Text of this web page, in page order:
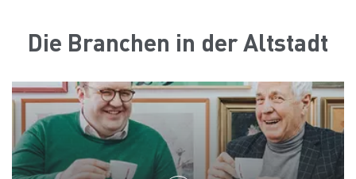
Die Branchen in der Altstadt